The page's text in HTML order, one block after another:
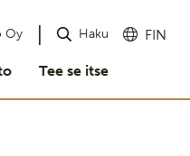
Oy Haku FIN
Tee se itse